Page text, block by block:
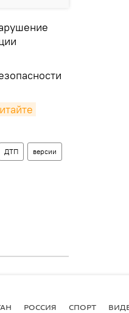
ДТП версии
РОССИЯ СПОРТ